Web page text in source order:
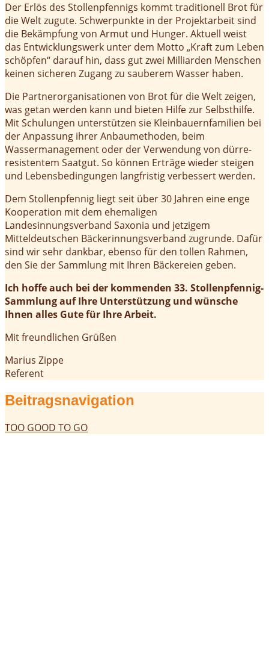
Der Erlös des Stollenpfennigs kommt traditionell Brot für
die Welt zugute. Schwerpunkte in der Projektarbeit sind
die Bekämpfung von Armut und Hunger. Aktuell weist
das Entwicklungswerk unter dem Motto „Kraft zum Leben
schöpfen“ darauf hin, dass gut zwei Milliarden Menschen
keinen sicheren Zugang zu sauberem Wasser haben.
Die Partnerorganisationen von Brot für die Welt zeigen,
was getan werden kann und bieten Hilfe zur Selbsthilfe.
Mit Schulungen unterstützen sie Kleinbauernfamilien bei
der Anpassung ihrer Anbaumethoden, beim
Wassermanagement oder der Verwendung von dürre-
resistentem Saatgut. So können Erträge wieder steigen
und Lebensbedingungen langfristig verbessert werden.
Dem Stollenpfennig liegt seit über 30 Jahren eine enge
Kooperation mit dem ehemaligen
Landesinnungsverband Saxonia und jetzigem
Mitteldeutschen Bäckerinnungsverband zugrunde. Dafür
sind wir sehr dankbar, ebenso für den tollen Rahmen,
den Sie der Sammlung mit Ihren Bäckereien geben.
Ich hoffe auch bei der kommenden 33. Stollenpfennig-
Sammlung auf Ihre Unterstützung und wünsche
Ihnen alles Gute für Ihre Arbeit.
Mit freundlichen Grüßen
Marius Zippe
Referent
Beitragsnavigation
TOO GOOD TO GO